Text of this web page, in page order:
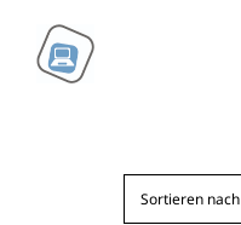
Inhalt
springen
Sortieren nach